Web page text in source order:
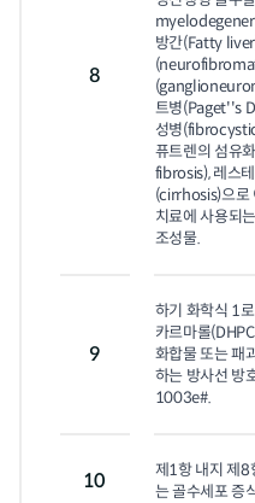
8
방간(Fatty
트병(Paget''s
성병
퓨트렌의 섬
fibrosis), 레스
(cirrhosis)으로
치료에 사용되
조성물.
9
하기 화학식 1
카르마롤
화합물 또는 패
하는 방사선 방
1003e#.
10
제1항 내지 제8
는 골수세포 증